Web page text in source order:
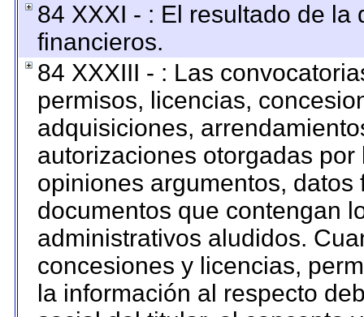
84 XXXI - : El resultado de
financieros.
84 XXXIII - : Las
permisos, licencias,
adquisiciones,
autorizaciones otorgadas
opiniones argumentos,
documentos que contengan
administrativos aludidos.
concesiones y licencias,
la información al respecto